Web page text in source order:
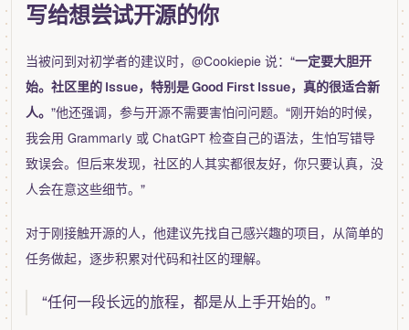
写给想尝试开源的你
当被问到对初学者的建议时，@Cookiepie 说：“一定要大胆开
始。社区里的 Issue，特别是 Good First Issue，真的很适合新
人。 ”他还强调，参与开源不需要害怕问问题。“刚开始的时候，
我会用 Grammarly 或 ChatGPT 检查自己的语法，生怕写错导
致误会。但后来发现，社区的人其实都很友好，你只要认真，没
人会在意这些细节。”
对于刚接触开源的人，他建议先找自己感兴趣的项目，从简单的
任务做起，逐步积累对代码和社区的理解。
“任何一段长远的旅程，都是从上手开始的。”